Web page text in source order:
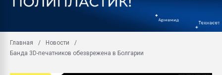
заводу пластмасс"
Главная
Новости
Банда 3D-печатников обезврежена в Болгарии